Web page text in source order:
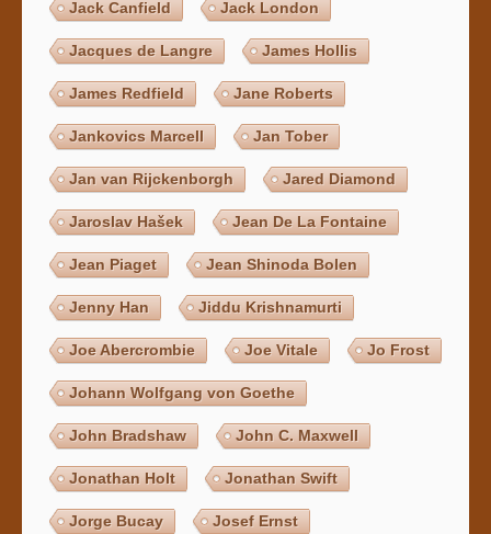
Jack Canfield Jack London
Jacques de Langre James Hollis
James Redfield Jane Roberts
Jankovics Marcell Jan Tober
Jan van Rijckenborgh Jared Diamond
Jaroslav Hašek Jean De La Fontaine
Jean Piaget Jean Shinoda Bolen
Jenny Han Jiddu Krishnamurti
Joe Abercrombie Joe Vitale Jo Frost
Johann Wolfgang von Goethe
John Bradshaw John C. Maxwell
Jonathan Holt Jonathan Swift
Jorge Bucay Josef Ernst